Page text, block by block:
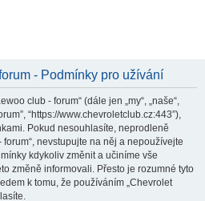
- Podmínky pro užívání
club - forum“ (dále jen „my“, „naše“,
“https://www.chevroletclub.cz:443”),
Pokud nesouhlasíte, neprodleně
nevstupujte na něj a nepoužívejte
kdykoliv změnit a učiníme vše
změně informovali. Přesto je rozumné tyto
k tomu, že používáním „Chevrolet